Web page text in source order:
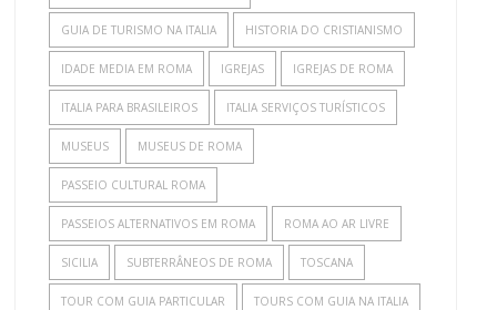
GUIA DE TURISMO NA ITALIA HISTORIA DO CRISTIANISMO
IDADE MEDIA EM ROMA IGREJAS IGREJAS DE ROMA
ITALIA PARA BRASILEIROS ITALIA SERVIÇOS TURÍSTICOS
MUSEUS MUSEUS DE ROMA
PASSEIO CULTURAL ROMA
PASSEIOS ALTERNATIVOS EM ROMA ROMA AO AR LIVRE
SICILIA SUBTERRÂNEOS DE ROMA TOSCANA
TOUR COM GUIA PARTICULAR TOURS COM GUIA NA ITALIA